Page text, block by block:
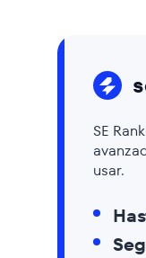
SE
usar.